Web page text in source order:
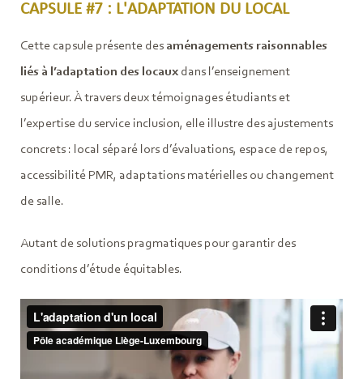
CAPSULE #7 : L'ADAPTATION DU LOCAL
Cette capsule présente des aménagements raisonnables
liés à l’adaptation des locaux dans l’enseignement
supérieur. À travers deux témoignages étudiants et
l’expertise du service inclusion, elle illustre des ajustements
concrets : local séparé lors d’évaluations, espace de repos,
accessibilité PMR, adaptations matérielles ou changement
de salle.
Autant de solutions pragmatiques pour garantir des
conditions d’étude équitables.